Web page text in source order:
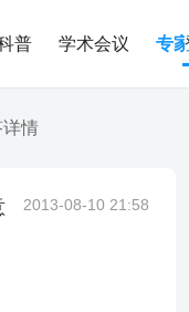
普 学术会议 专
详情
2013-08-10 21:58